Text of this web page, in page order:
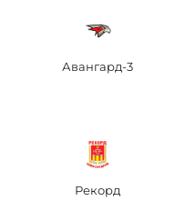
Авангард-3
Рекорд